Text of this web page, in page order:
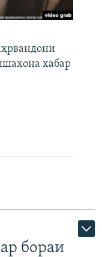
хабар
бораи